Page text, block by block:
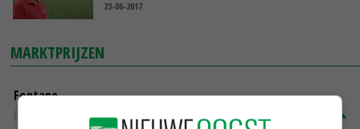
23-06-2017
MARKTPRIJZEN
Fontane
PotatoNL
€ 15,00